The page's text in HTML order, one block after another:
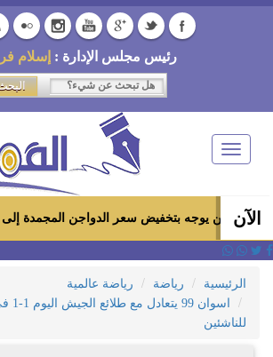
رئيس مجلس الإدارة : إسلام
Toggle
navigation
الآن
سعر الدواجن المجمدة إلى 100 جنيه للكيلو بالمجمعات الاستهلاكية ومعارض «أهلاً رمضان»
الرئيسية رياضة
رياضة عالمية
للناشئين